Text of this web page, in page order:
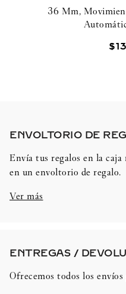
36 Mm,
$
ENVOLTORIO DE
Envía tus regalos en la
en un envoltorio de regalo.
Ver más
ENTREGAS /
Ofrecemos todos los